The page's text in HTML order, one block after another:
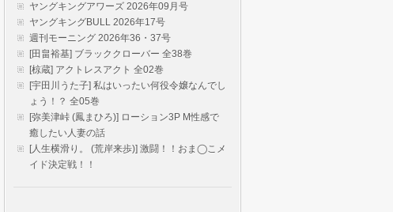
ヤングキングアワーズ 2026年09月号
ヤングキングBULL 2026年17号
週刊モーニング 2026年36・37号
[田畠裕基] ブラッククローバー 全38巻
[椋蔵] アクトレスアクト 全02巻
[宇田川うた子] 私はいったい何役令嬢なんでし
ょう！？ 全05巻
[弥美津峠 (鳳まひろ)] ローション3P M性感で
癒したい人妻の話
[人生横滑り。 (荒岸来歩)] 激闘！！おま◯こメ
イド決定戦！！